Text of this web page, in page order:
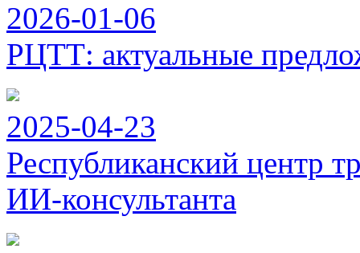
2026-01-06
РЦТТ: актуальные
2025-04-23
Республиканский центр
ИИ-консультанта